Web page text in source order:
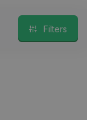
Filters